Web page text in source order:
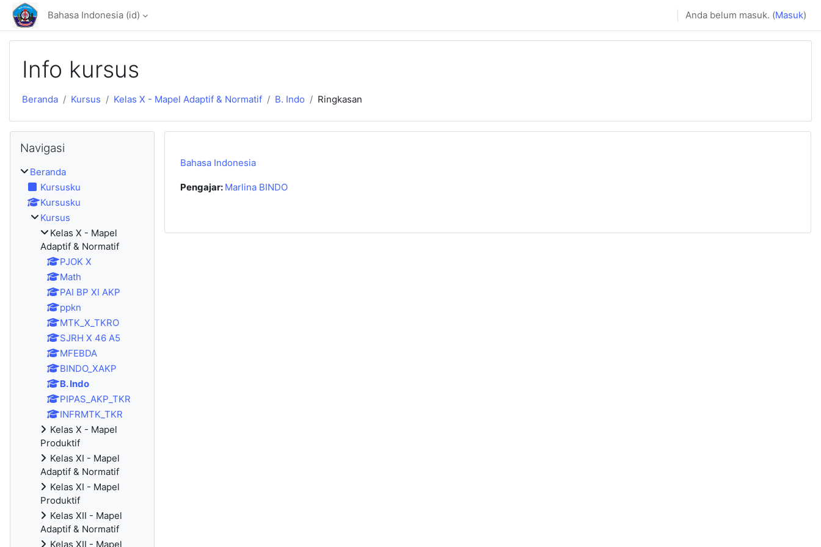
Lewati ke konten utama
Bahasa Indonesia ‎(id)‎ Anda belum masuk. (Masuk)
Info kursus
Beranda Kursus Kelas X - Mapel Adaptif & Normatif B. Indo Ringkasan
Bahasa Indonesia
Pengajar: Marlina BINDO
Navigasi
Beranda
Kursusku
Kursusku
Kursus
Kelas X - Mapel
Adaptif & Normatif
PJOK X
Math
PAI BP XI AKP
ppkn
MTK_X_TKRO
SJRH X 46 A5
MFEBDA
BINDO_XAKP
B. Indo
PIPAS_AKP_TKR
INFRMTK_TKR
Kelas X - Mapel
Produktif
Kelas XI - Mapel
Adaptif & Normatif
Kelas XI - Mapel
Produktif
Kelas XII - Mapel
Adaptif & Normatif
Kelas XII - Mapel